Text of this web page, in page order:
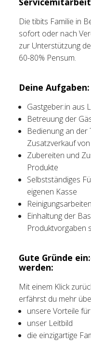
Tischreservation
Login
Schweiz (DE)
Die tibits Familie in
sofort oder nach
zur Unterstützung
60-80% Pensum.
Deine Aufgaben:
Gastgeber:in aus
Betreuung der
Bedienung an der
Zusatzverkauf
Zubereiten und
Produkte
Selbstständiges
eigenen Kasse
Reinigungsarbeiten
Einhaltung der
Produktvorgaben
Gute Gründe
werden:
Mit einem Klick
erfährst du mehr
unsere Vorteile
unser Leitbild
die einzigartige